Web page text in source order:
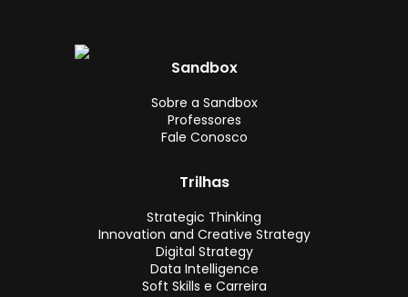
Sandbox
Sobre a Sandbox
Professores
Fale Conosco
Trilhas
Strategic Thinking
Innovation and Creative Strategy
Digital Strategy
Data Intelligence
Soft Skills e Carreira